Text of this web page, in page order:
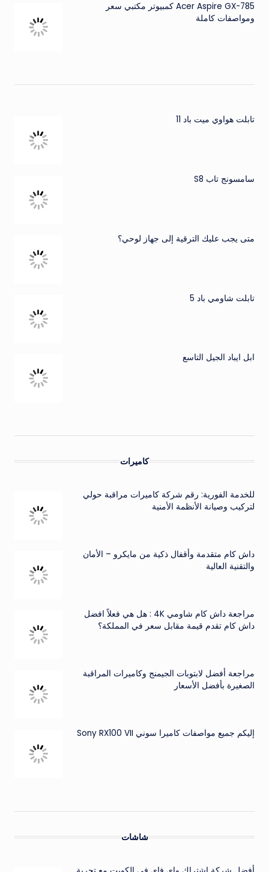
Acer Aspire GX-785 كمبيوتر مكتبي سعر
ومواصفات كاملة
تابلت هواوي ميت باد 11
سامسونج تاب S8
متى يجب عليك الترقية إلى جهاز لوحي؟
تابلت شاومي باد 5
ابل ايباد الجيل التاسع
كاميرات
للخدمة الفورية: رقم شركة كاميرات مراقبة حولي
لتركيب وصيانة الأنظمة الأمنية
داش كام متقدمة وأقفال ذكية من مايكرو – الأمان
والتقنية العالية
مراجعة داش كام شاومي 4K : هل هي فعلاً افضل
داش كام تقدم قيمة مقابل سعر في المملكة؟
مراجعة أفضل لابتوبات الجيمنج وكاميرات المراقبة
الصغيرة بأفضل الأسعار
إليكم جميع مواصفات كاميرا سوني Sony RX100 VII
شاشات